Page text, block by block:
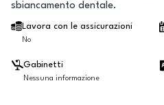
sbiancamento dentale.
Lavora con le assicurazioni
No
Gabinetti
Nessuna informazione